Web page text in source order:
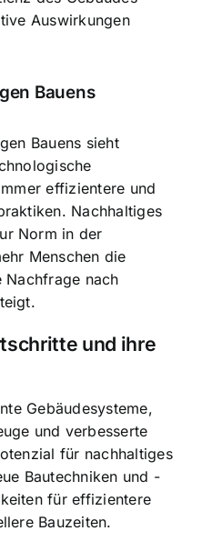
Auswirkungen
Bauens
Bauens sieht
effizientere und
Nachhaltiges
Norm in der
Menschen die
Nachfrage nach
und ihre
Gebäudesysteme,
und verbesserte
für nachhaltiges
Bautechniken und -
für effizientere
Bauzeiten.